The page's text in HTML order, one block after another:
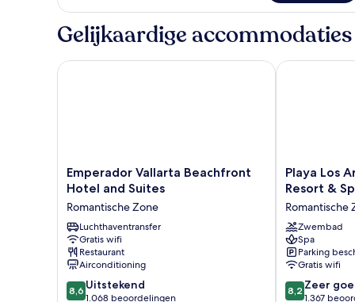
kamer
Gelijkaardige accommodaties
Emperador
Vallarta
Hotel
and
Suites
Romantische
Zone
Emperador Vallarta Beachfront
Hotel and Suites
Romantische Zone
Luchthaventransfer
Gratis wifi
Restaurant
Airconditioning
8.6
van
8,6 Uitstekend
1.068 beoordelingen
Emperador Vallarta Beachfront Hotel and Suites
Playa
Los
Hotel
Beach
Resort
&
Spa
Romantische
Zone
Playa Los
Resort &
Romantische
Zwembad
Spa
Parking
Gratis wifi
8.2
van
8,2 Zeer
1.367
Playa Los